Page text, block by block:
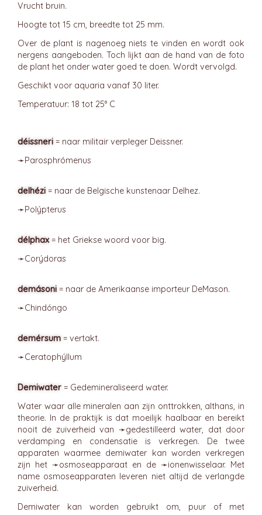
Vrucht bruin.
Hoogte tot 15 cm, breedte tot 25 mm.
Over de plant is nagenoeg niets te vinden en wordt ook
nergens aangeboden. Toch lijkt aan de hand van de foto
de plant het onder water goed te doen. Wordt vervolgd.
Geschikt voor aquaria vanaf 30 liter.
Temperatuur: 18 tot 25° C
déissneri = naar militair verpleger Deissner.
➛Parosphrómenus
delhézi = naar de Belgische kunstenaar Delhez.
➛Polýpterus
délphax= het Griekse woord voor big.
➛Corýdoras
demásoni = naar de Amerikaanse importeur DeMason.
➛Chindóngo
demérsum = vertakt.
➛Ceratophýllum
Demiwater = Gedemineraliseerd water.
Water waar alle mineralen aan zijn onttrokken, althans, in
theorie. In de praktijk is dat moeilijk haalbaar en bereikt
nooit de zuiverheid van ➛gedestilleerd water, dat door
verdamping en condensatie is verkregen. De twee
apparaten waarmee demiwater kan worden verkregen
zijn het ➛osmoseapparaat en de ➛ionenwisselaar. Met
name osmoseapparaten leveren niet altijd de verlangde
zuiverheid.
Demiwater kan worden gebruikt om, puur of met